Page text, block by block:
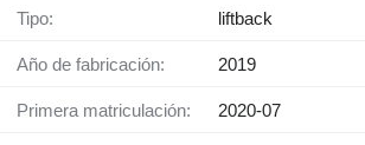
Tipo: liftback
Año de fabricación: 2019
Primera matriculación: 2020-07